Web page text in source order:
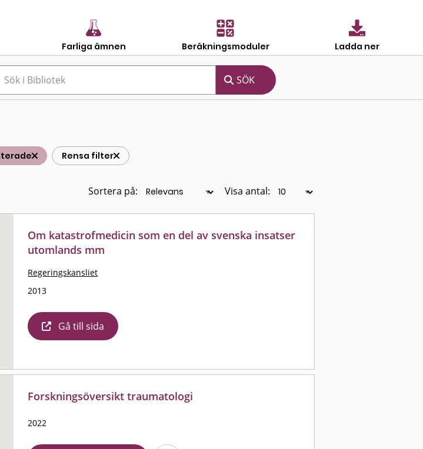
Farliga ämnen Beräkningsmoduler Ladda ner
Rensa filter
Sortera på: Visa antal:
Om katastrofmedicin som en del av svenska insatser
utomlands mm
Regeringskansliet
2013
Gå till sida
Forskningsöversikt traumatologi
2022